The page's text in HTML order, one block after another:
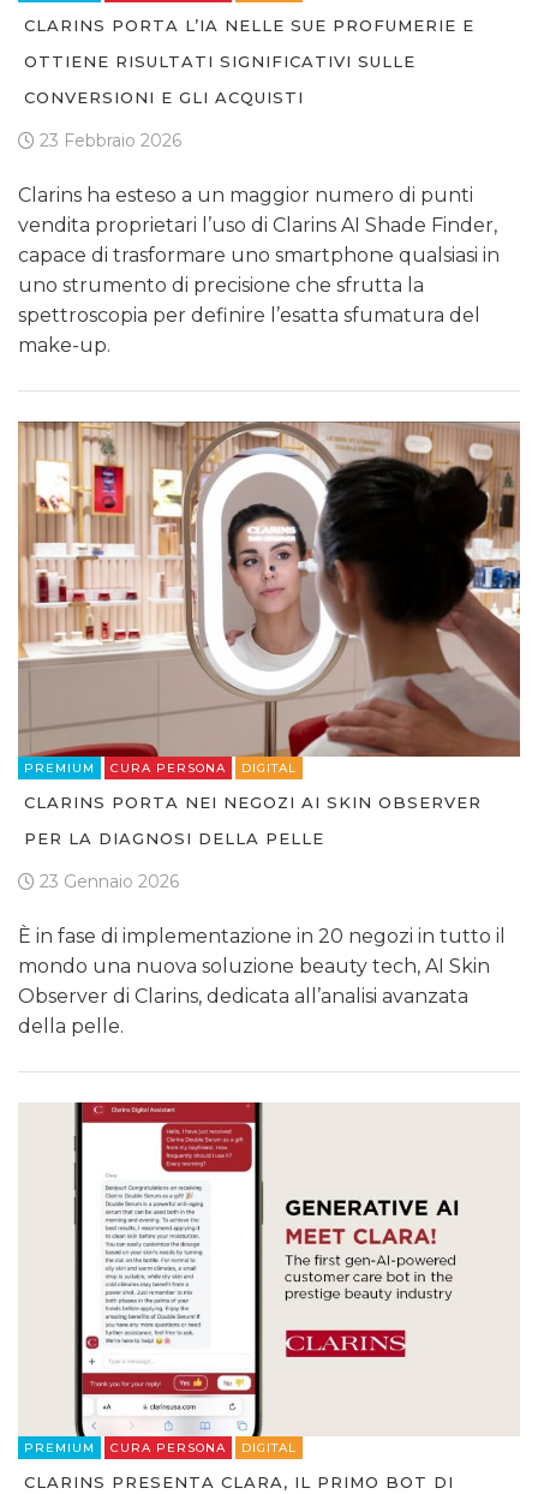
CLARINS PORTA L’IA NELLE SUE PROFUMERIE E
OTTIENE RISULTATI SIGNIFICATIVI SULLE
CONVERSIONI E GLI ACQUISTI
23 Febbraio 2026
Clarins ha esteso a un maggior numero di punti
vendita proprietari l’uso di Clarins AI Shade Finder,
capace di trasformare uno smartphone qualsiasi in
uno strumento di precisione che sfrutta la
spettroscopia per definire l’esatta sfumatura del
make-up.
PREMIUM CURA PERSONA DIGITAL
CLARINS PORTA NEI NEGOZI AI SKIN OBSERVER
PER LA DIAGNOSI DELLA PELLE
23 Gennaio 2026
È in fase di implementazione in 20 negozi in tutto il
mondo una nuova soluzione beauty tech, AI Skin
Observer di Clarins, dedicata all’analisi avanzata
della pelle.
PREMIUM CURA PERSONA DIGITAL
CLARINS PRESENTA CLARA, IL PRIMO BOT DI